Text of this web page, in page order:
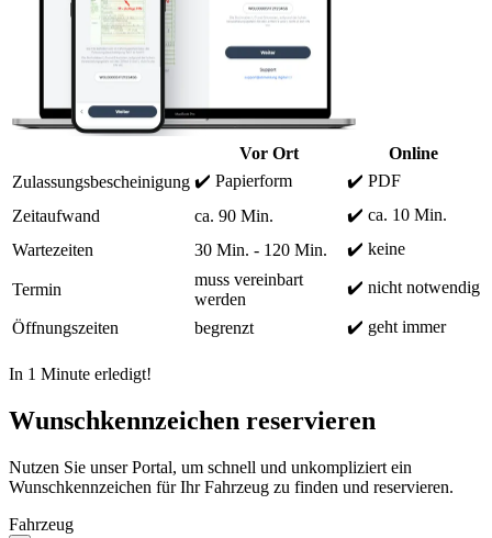
Vor Ort
Online
Zulassungsbescheinigung ✔️ Papierform
✔️ PDF
Zeitaufwand
ca. 90 Min.
✔️ ca. 10 Min.
Wartezeiten
30 Min. - 120 Min. ✔️ keine
Termin
muss vereinbart
werden
✔️ nicht notwendig
Öffnungszeiten begrenzt ✔️ geht immer
In 1 Minute erledigt!
Wunschkennzeichen reservieren
Nutzen Sie unser Portal, um schnell und unkompliziert ein
Wunschkennzeichen für Ihr Fahrzeug zu finden und reservieren.
Fahrzeug